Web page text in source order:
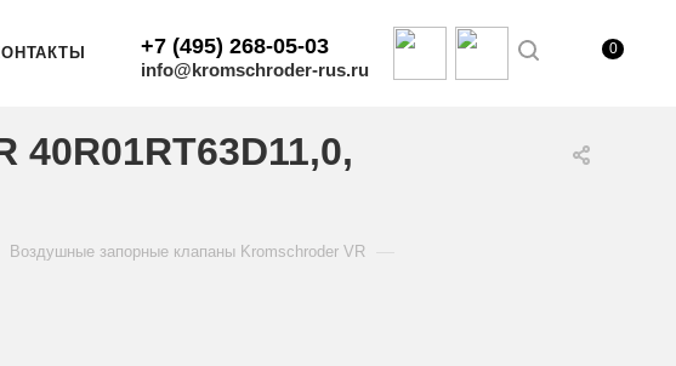
+7 (495) 268-05-03
info@kromschroder-rus.ru
0
Воздушные запорные клапаны Kromschroder VR